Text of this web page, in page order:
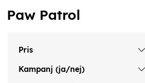
Paw Patrol
Pris
Kampanj (ja/nej)